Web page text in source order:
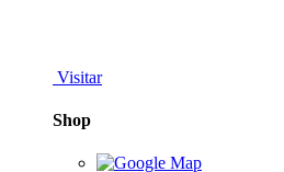
Visitar
Shop